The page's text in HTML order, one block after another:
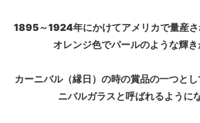
1895～1924年にかけてアメリカで量産
オレンジ色でパールのような輝き
カーニバル（縁日）の時の賞品の一つと
ニバルガラスと呼ばれるように